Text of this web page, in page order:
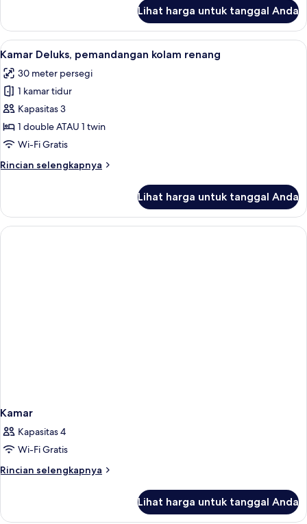
ke
kolam
renang
Kamar
Deluks,
1
Tidur
Double,
ke
kolam
renang
Lihat harga untuk tanggal Anda
Lihat
semua
foto
untuk
Kamar
Deluks,
pemandangan
renang
Seprai premium, minibar, brankas,
7
Kamar Deluks, pemandangan kolam renang
30 meter persegi
1 kamar tidur
Kapasitas 3
1 double ATAU 1 twin
Wi-Fi Gratis
Rincian selengkapnya
Rincian
Kamar
Deluks,
pemandangan
Lihat harga untuk tanggal Anda
Kamar
Kapasitas 4
Wi-Fi Gratis
Rincian selengkapnya
Rincian
Kamar
Lihat harga untuk tanggal Anda